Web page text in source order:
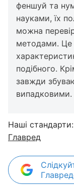
феншуй та
науками, їх
можна
методами. Це
подібного.
завжди
випадковими.
Наші стандарти:
Главред